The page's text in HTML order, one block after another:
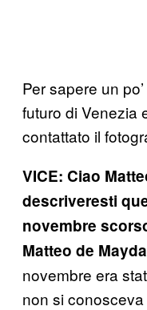
Per sapere un
futuro di Venezia
contattato il
VICE: Ciao
descriveresti
novembre
Matteo de
novembre era
non si conosceva